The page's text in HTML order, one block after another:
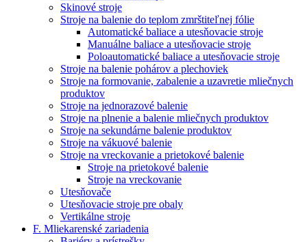
Skinové stroje
Stroje na balenie do teplom zmrštiteľnej fólie
Automatické baliace a utesňovacie stroje
Manuálne baliace a utesňovacie stroje
Poloautomatické baliace a utesňovacie stroje
Stroje na balenie pohárov a plechoviek
Stroje na formovanie, zabalenie a uzavretie mliečnych
produktov
Stroje na jednorazové balenie
Stroje na plnenie a balenie mliečnych produktov
Stroje na sekundárne balenie produktov
Stroje na vákuové balenie
Stroje na vreckovanie a prietokové balenie
Stroje na prietokové balenie
Stroje na vreckovanie
Utesňovače
Utesňovacie stroje pre obaly
Vertikálne stroje
F. Mliekarenské zariadenia